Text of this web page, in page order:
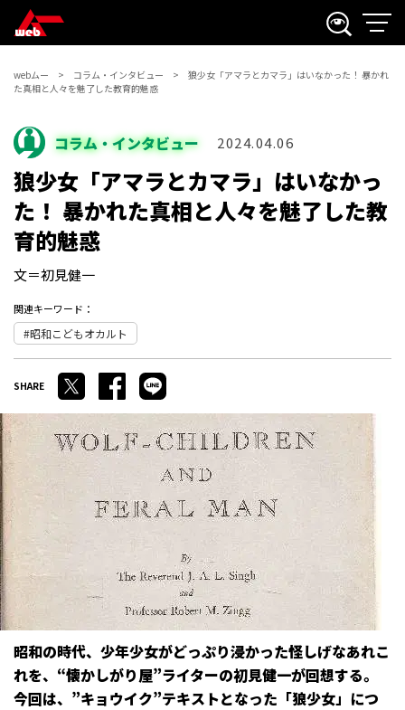
webムー コラム・インタビュー
狼少女「アマラとカマラ」はいなかった！ 暴かれ
た真相と人々を魅了した教育的魅惑
コラム・インタビュー 2024.04.06
狼少女「アマラとカマラ」はいなかっ
た！ 暴かれた真相と人々を魅了した教
育的魅惑
文＝初見健一
関連キーワード：
昭和こどもオカルト
昭和の時代、少年少女がどっぷり浸かった怪しげなあれこ
れを、“懐かしがり屋”ライターの初見健一が回想する。
今回は、”キョウイク”テキストとなった「狼少女」につ